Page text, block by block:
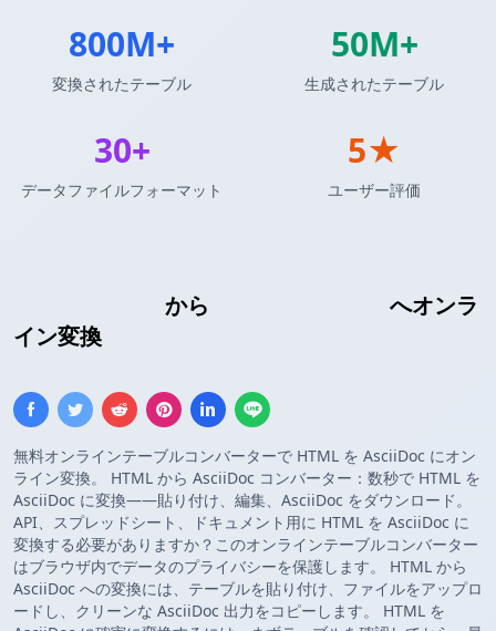
から
へオンラ
イン変換
無料オンラインテーブルコンバーターで HTML を AsciiDoc にオン
ライン変換。 HTML から AsciiDoc コンバーター：数秒で HTML を
AsciiDoc に変換——貼り付け、編集、AsciiDoc をダウンロード。
API、スプレッドシート、ドキュメント用に HTML を AsciiDoc に
変換する必要がありますか？このオンラインテーブルコンバーター
はブラウザ内でデータのプライバシーを保護します。 HTML から
AsciiDoc への変換には、テーブルを貼り付け、ファイルをアップロ
ードし、クリーンな AsciiDoc 出力をコピーします。 HTML を
800M+
変換されたテーブル
50M+
生成されたテーブル
30+
データファイルフォーマット
5★
ユーザー評価